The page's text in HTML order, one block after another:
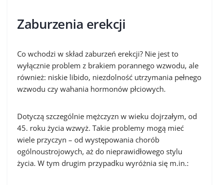
Zaburzenia erekcji
Co wchodzi w skład zaburzeń erekcji? Nie jest to
wyłącznie problem z brakiem porannego wzwodu, ale
również: niskie libido, niezdolność utrzymania pełnego
wzwodu czy wahania hormonów płciowych.
Dotyczą szczególnie mężczyzn w wieku dojrzałym, od
45. roku życia wzwyż. Takie problemy mogą mieć
wiele przyczyn – od występowania chorób
ogólnoustrojowych, aż do nieprawidłowego stylu
życia. W tym drugim przypadku wyróżnia się m.in.: